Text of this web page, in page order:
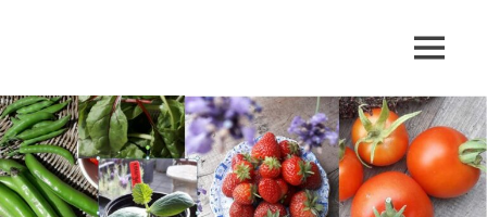
inhoud
schrijft
over
MENU